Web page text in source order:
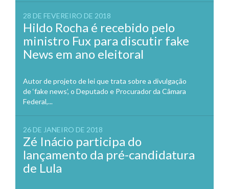
28 DE FEVEREIRO DE 2018
Hildo Rocha é recebido pelo
ministro Fux para discutir fake
News em ano eleitoral
Autor de projeto de lei que trata sobre a divulgação
de ‘fake news’, o Deputado e Procurador da Câmara
Federal,...
26 DE JANEIRO DE 2018
Zé Inácio participa do
lançamento da pré-candidatura
de Lula